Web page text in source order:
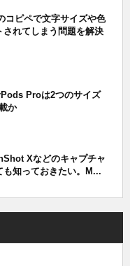
コピペで文字サイズや色
されてしまう問題を解決
Proは2つのサイズ
か
Xなどのキャプチャ
も知っておきたい。M...